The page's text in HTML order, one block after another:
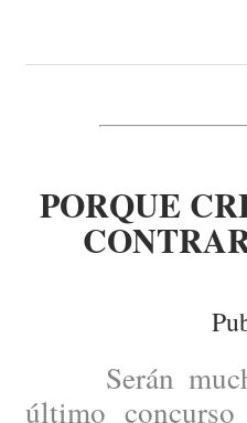
PORQUE
Serán
último